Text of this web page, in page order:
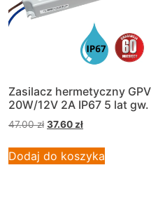
Zasilacz hermetyczny GPV
20W/12V 2A IP67 5 lat gw.
47.00zł 37.60 zł
Dodaj do koszyka